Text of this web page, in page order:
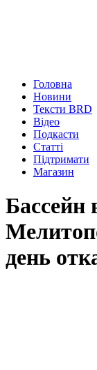
Головна
Новини
Тексти BRD
Відео
Подкасти
Статті
Підтримати
Магазин
Бассейн
день